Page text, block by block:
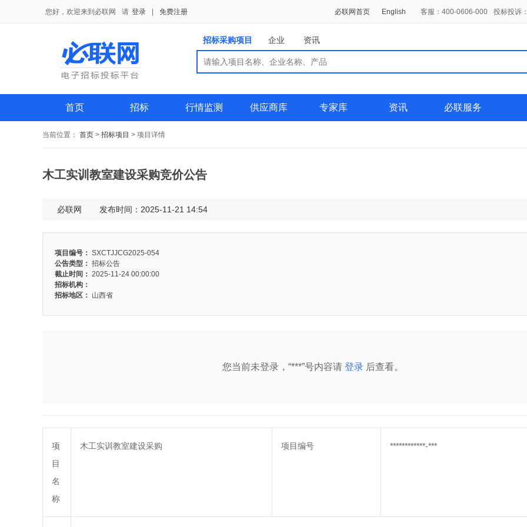
必联网首页 English 客服：400-0606-000 投标投诉
您好，欢迎来到必联网 请 登录 免费注册
招标采购项目 企业 资讯
首页 招标 行情监测 供应商库 专家库 资讯 必联服务
当前位置： 首页 > 招标项目 > 项目详情
木工实训教室建设采购竞价公告
必联网 发布时间：2025-11-21 14:54
项目编号： SXCTJJCG2025-054
公告类型： 招标公告
截止时间： 2025-11-24 00:00:00
招标机构：
招标地区： 山西省
您当前未登录，“***”号内容请 登录 后查看。
项
目
名
称
木工实训教室建设采购 项目编号 ************-***